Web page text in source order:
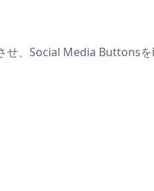
、Social Media Buttons